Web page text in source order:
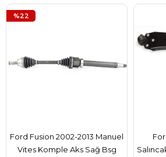
Ford Fusion 2002-2013 Manuel
Vites Komple Aks Sağ Bsg
%22